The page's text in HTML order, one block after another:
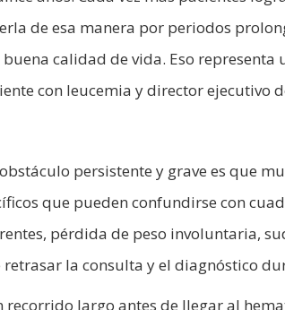
de esa manera por periodos
calidad de vida. Eso representa
con leucemia y director ejecutivo
persistente y grave es que
que pueden confundirse con
pérdida de peso involuntaria,
la consulta y el diagnóstico
recorrido largo antes de llegar al